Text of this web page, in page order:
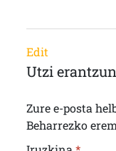
Edit
Utzi
Zure e-posta
Beharrezko